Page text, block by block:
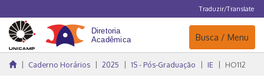
Traduzir/Translate
Navegação
Busca / Menu
Caderno Horários 2025 1S - Pós-Graduação IE HO112